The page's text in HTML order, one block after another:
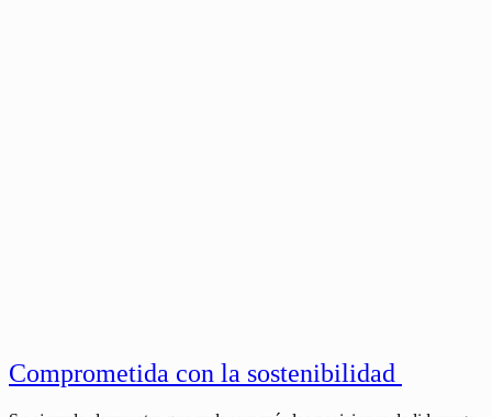
Comprometida con la sostenibilidad